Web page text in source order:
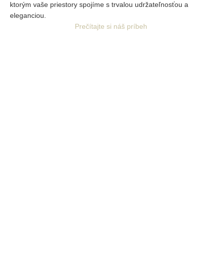
ktorým vaše priestory spojíme s trvalou udržateľnosťou a
eleganciou.
Prečítajte si náš príbeh